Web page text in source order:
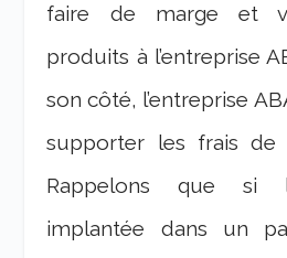
faire de marge et
produits à l’entreprise
son côté, l’entreprise
supporter les frais de
Rappelons que si
implantée dans un